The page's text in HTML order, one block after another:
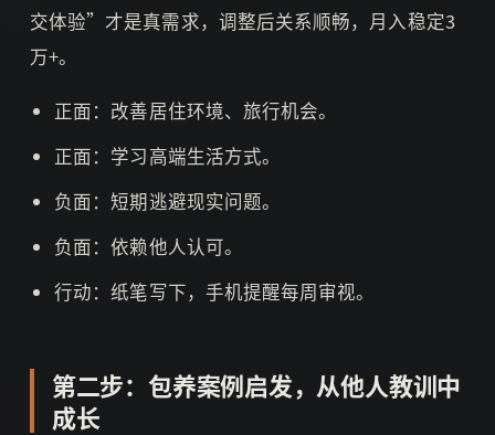
交体验”才是真需求，调整后关系顺畅，月入稳定3
万+。
正面：改善居住环境、旅行机会。
正面：学习高端生活方式。
负面：短期逃避现实问题。
负面：依赖他人认可。
行动：纸笔写下，手机提醒每周审视。
第二步：包养案例启发，从他人教训中
成长